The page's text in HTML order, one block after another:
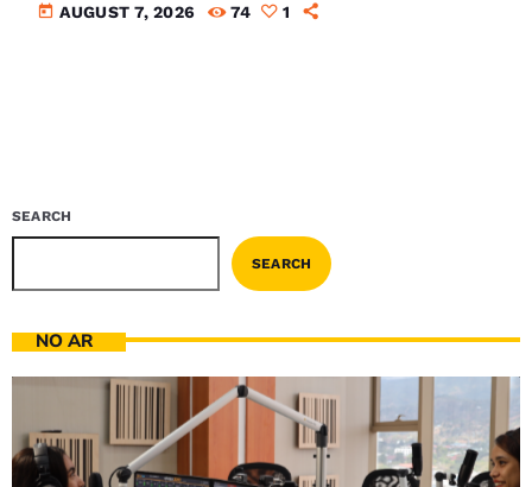
today AUGUST 7, 2026 74 1
SEARCH
SEARCH
NO AR